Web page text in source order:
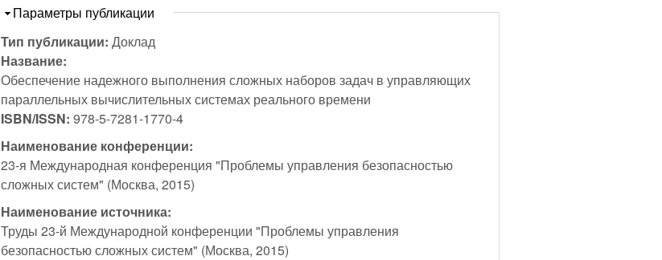
Скрыть
Параметры публикации
Тип публикации:Доклад
Название:
Обеспечение надежного выполнения сложных наборов задач в управляющих
параллельных вычислительных системах реального времени
ISBN/ISSN:978-5-7281-1770-4
Наименование конференции:
23-я Международная конференция "Проблемы управления безопасностью
сложных систем" (Москва, 2015)
Наименование источника:
Труды 23-й Международной конференции "Проблемы управления
безопасностью сложных систем" (Москва, 2015)